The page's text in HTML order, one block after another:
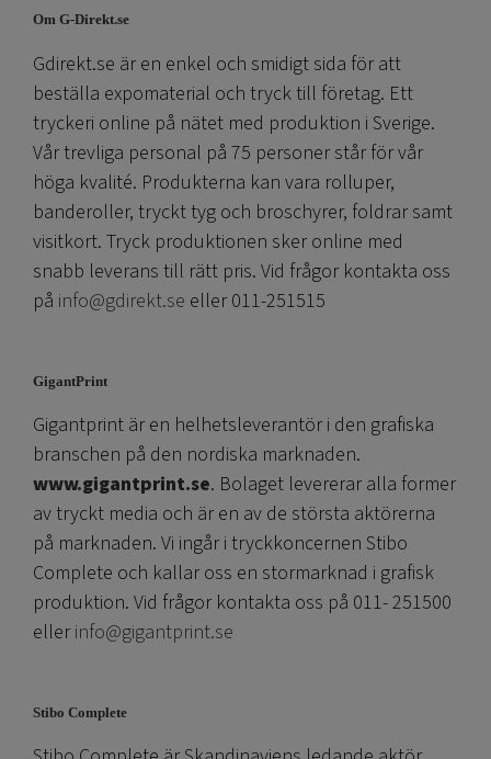
Om G-Direkt.se
Gdirekt.se är en enkel och smidigt sida för att
beställa expomaterial och tryck till företag. Ett
tryckeri online på nätet med produktion i Sverige.
Vår trevliga personal på 75 personer står för vår
höga kvalité. Produkterna kan vara rolluper,
banderoller, tryckt tyg och broschyrer, foldrar samt
visitkort. Tryck produktionen sker online med
snabb leverans till rätt pris. Vid frågor kontakta oss
på info@gdirekt.se eller 011-251515
GigantPrint
Gigantprint är en helhetsleverantör i den grafiska
branschen på den nordiska marknaden.
www.gigantprint.se. Bolaget levererar alla former
av tryckt media och är en av de största aktörerna
på marknaden. Vi ingår i tryckkoncernen Stibo
Complete och kallar oss en stormarknad i grafisk
produktion. Vid frågor kontakta oss på 011- 251500
ellerinfo@gigantprint.se
Stibo Complete